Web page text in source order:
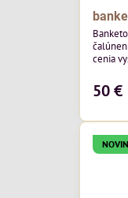
cenia
čalúnenia Mossa 29 od poľského výrobcu
ktorého
látka
ktorej
50 €